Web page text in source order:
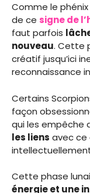
Comme le
de ce signe de
faut parfois
nouveau. Cette
créatif jusqu’ici
reconnaissance
Certains
façon
qui les empêche
les liens avec ce
Cette phase
énergie et une